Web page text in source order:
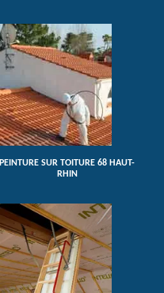
PEINTURE SUR TOITURE 68 HAUT-
RHIN